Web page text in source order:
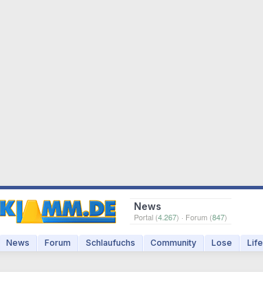
News
Portal (4.267) · Forum (847)
News Forum Schlaufuchs Community Lose